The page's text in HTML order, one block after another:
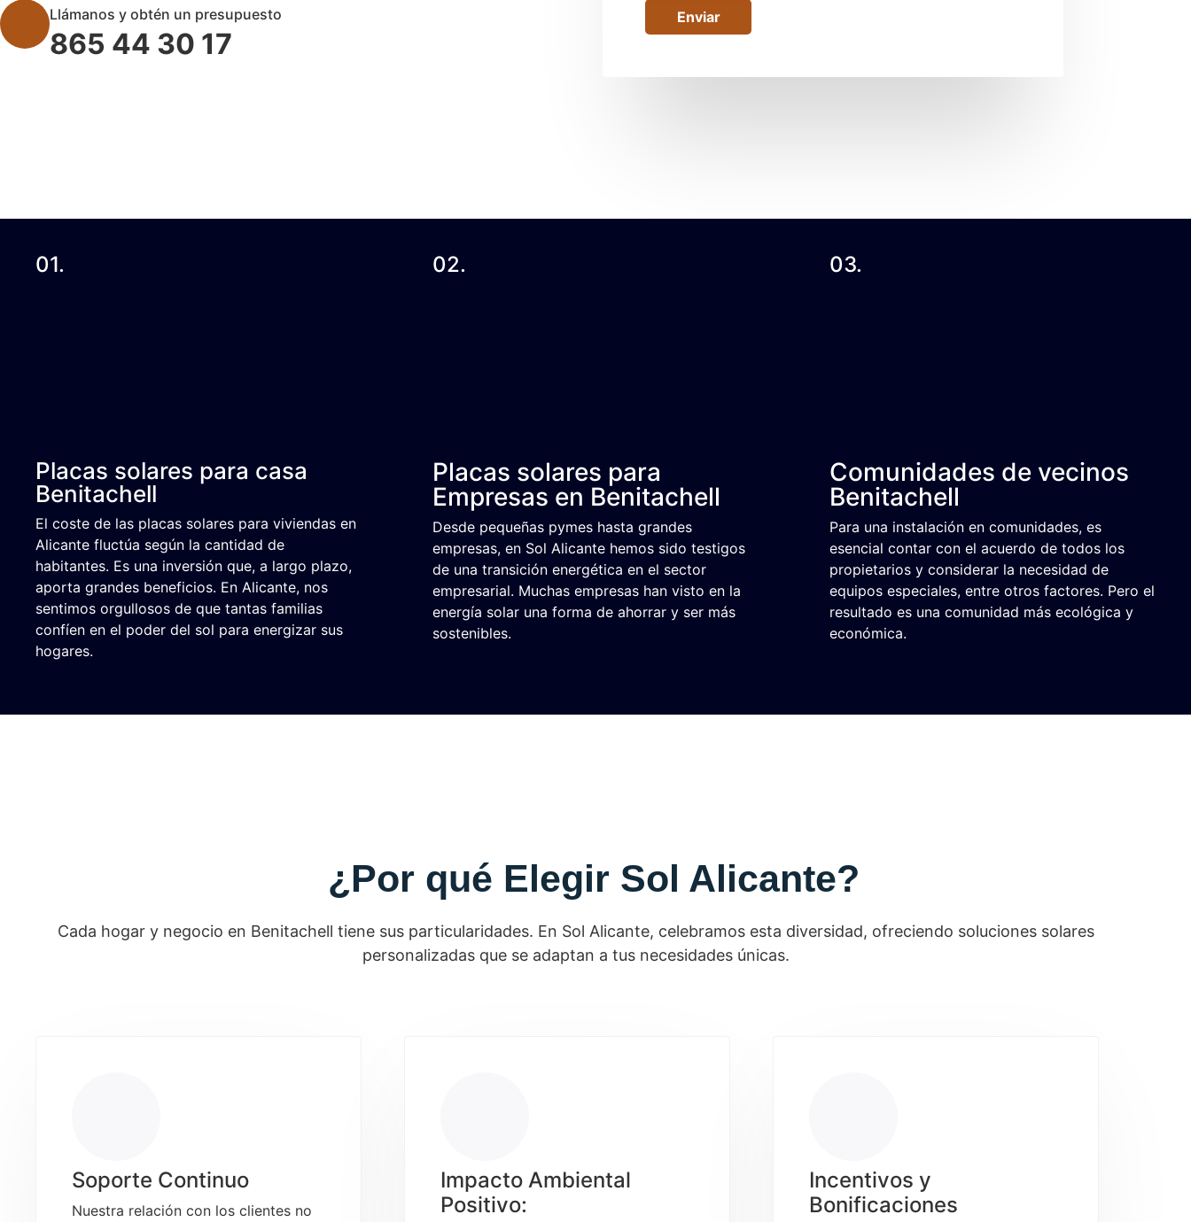
Llámanos y obtén un presupuesto
865 44 30 17
01.
Placas solares para casa
Benitachell
El coste de las placas solares para viviendas en
Alicante fluctúa según la cantidad de
habitantes. Es una inversión que, a largo plazo,
aporta grandes beneficios. En Alicante, nos
sentimos orgullosos de que tantas familias
confíen en el poder del sol para energizar sus
hogares.
02.
Placas solares para
Empresas en Benitachell
Desde pequeñas pymes hasta grandes
empresas, en Sol Alicante hemos sido testigos
de una transición energética en el sector
empresarial. Muchas empresas han visto en la
energía solar una forma de ahorrar y ser más
sostenibles.
03.
Comunidades de vecinos
Benitachell
Para una instalación en comunidades, es
esencial contar con el acuerdo de todos los
propietarios y considerar la necesidad de
equipos especiales, entre otros factores. Pero el
resultado es una comunidad más ecológica y
económica.
¿Por qué Elegir Sol Alicante?
Cada hogar y negocio en Benitachell tiene sus particularidades. En Sol Alicante, celebramos esta diversidad, ofreciendo soluciones solares
personalizadas que se adaptan a tus necesidades únicas.
Soporte Continuo
Nuestra relación con los clientes no
Impacto Ambiental
Positivo:
Incentivos y
Bonificaciones